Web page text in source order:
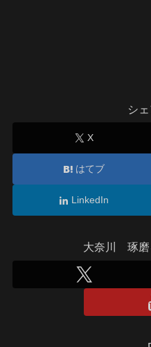
シ
X
はてブ
LinkedIn
大奈川 琢磨